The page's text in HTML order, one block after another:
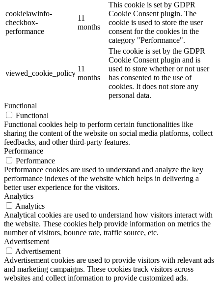
cookielawinfo-
checkbox-
performance
11
months
This cookie is set by GDPR
Cookie Consent plugin. The
cookie is used to store the user
consent for the cookies in the
category "Performance".
viewed_cookie_policy
11
months
The cookie is set by the GDPR
Cookie Consent plugin and is
used to store whether or not user
has consented to the use of
cookies. It does not store any
personal data.
Functional
Functional
Functional cookies help to perform certain functionalities like
sharing the content of the website on social media platforms, collect
feedbacks, and other third-party features.
Performance
Performance
Performance cookies are used to understand and analyze the key
performance indexes of the website which helps in delivering a
better user experience for the visitors.
Analytics
Analytics
Analytical cookies are used to understand how visitors interact with
the website. These cookies help provide information on metrics the
number of visitors, bounce rate, traffic source, etc.
Advertisement
Advertisement
Advertisement cookies are used to provide visitors with relevant ads
and marketing campaigns. These cookies track visitors across
websites and collect information to provide customized ads.